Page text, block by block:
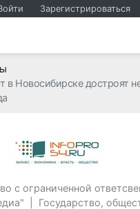
Зарегистрироваться
в Новосибирске достроят
с ограниченной
Государство,